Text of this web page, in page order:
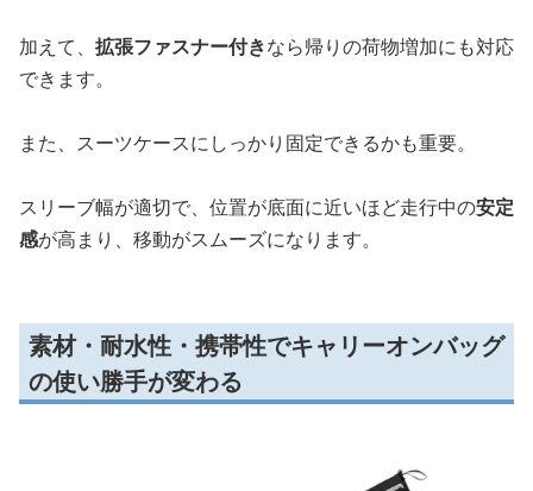
加えて、 拡張ファスナー付きなら帰りの荷物増加にも対応
できます。
また、スーツケースにしっかり固定できるかも重要。
スリーブ幅が適切で、位置が底面に近いほど走行中の安定
感が高まり、移動がスムーズになります。
素材・耐水性・携帯性でキャリーオンバッグ
の使い勝手が変わる